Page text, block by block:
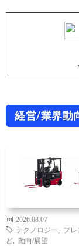
経営/業界動
2026.08.07
テクノロジー
プレ
ど
動向/展望